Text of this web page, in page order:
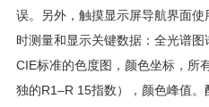
误。另外，触摸显示屏导航界面
时测量和显示关键数据：全光谱
CIE标准的色度图，颜色坐标，所
独的R1–R 15指数），颜色峰值